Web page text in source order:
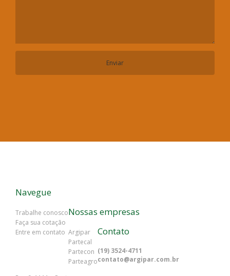
Navegue
Trabalhe conosco
Faça sua cotação
Entre em contato
Nossas empresas
Argipar
Partecal
Partecon
Parteagro
Contato
(19) 3524-4711
contato@argipar.com.br